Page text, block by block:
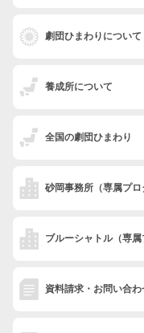
劇団ひまわりについて
養成所について
全国の劇団ひまわり
砂岡事務所 （専属プ
ブルーシャトル（専属
資料請求・お問い合わ